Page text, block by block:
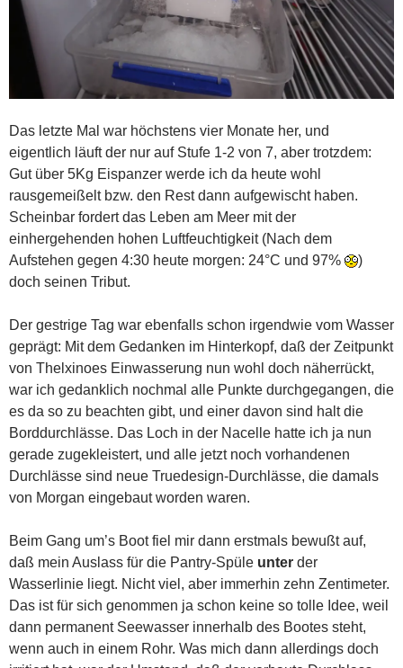
Das letzte Mal war höchstens vier Monate her, und
eigentlich läuft der nur auf Stufe 1-2 von 7, aber trotzdem:
Gut über 5Kg Eispanzer werde ich da heute wohl
rausgemeißelt bzw. den Rest dann aufgewischt haben.
Scheinbar fordert das Leben am Meer mit der
einhergehenden hohen Luftfeuchtigkeit (Nach dem
Aufstehen gegen 4:30 heute morgen: 24°C und 97%
)
doch seinen Tribut.
Der gestrige Tag war ebenfalls schon irgendwie vom Wasser
geprägt: Mit dem Gedanken im Hinterkopf, daß der Zeitpunkt
von Thelxinoes Einwasserung nun wohl doch näherrückt,
war ich gedanklich nochmal alle Punkte durchgegangen, die
es da so zu beachten gibt, und einer davon sind halt die
Borddurchlässe. Das Loch in der Nacelle hatte ich ja nun
gerade zugekleistert, und alle jetzt noch vorhandenen
Durchlässe sind neue Truedesign-Durchlässe, die damals
von Morgan eingebaut worden waren.
Beim Gang um’s Boot fiel mir dann erstmals bewußt auf,
daß mein Auslass für die Pantry-Spüle unter der
Wasserlinie liegt. Nicht viel, aber immerhin zehn Zentimeter.
Das ist für sich genommen ja schon keine so tolle Idee, weil
dann permanent Seewasser innerhalb des Bootes steht,
wenn auch in einem Rohr. Was mich dann allerdings doch